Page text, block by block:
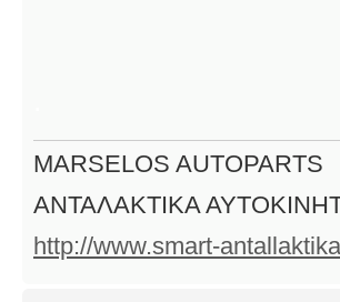
MARSELOS AUTOPARTS
ΑΝΤΑΛΑΚΤΙΚΑ
http://www.smart-